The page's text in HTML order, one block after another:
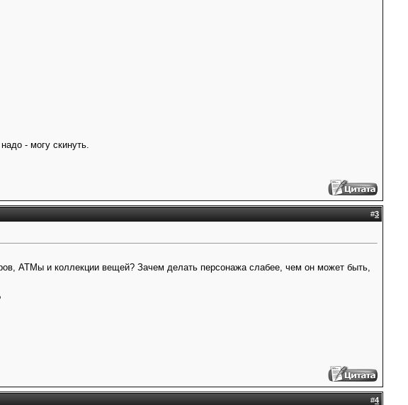
- могу скинуть.
#3
АТМы и коллекции вещей? Зачем делать персонажа слабее, чем он может быть,
#4